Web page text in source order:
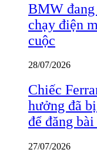
BMW đang
chạy điện
cuộc
28/07/2026
Chiếc
hưởng đã
để đăng
27/07/2026